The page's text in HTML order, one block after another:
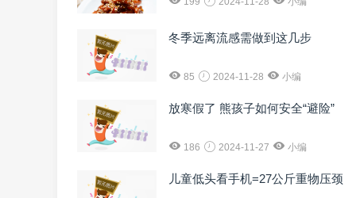
冬季远离流感需做到这几步
85 2024-11-28 小编
放寒假了 熊孩子如何安全“避险”
186 2024-11-27 小编
儿童低头看手机=27公斤重物压颈